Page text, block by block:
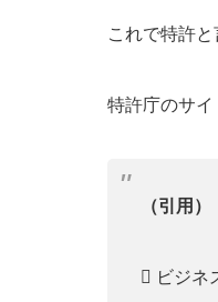
これで特許と
特許庁のサイ
（引用）
 ビジネ